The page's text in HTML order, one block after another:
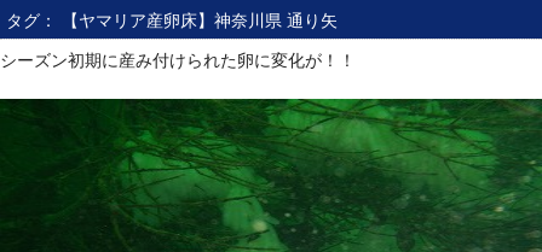
タグ：
【ヤマリア産卵床】神奈川県 通り矢
シーズン初期に産み付けられた卵に変化が！！